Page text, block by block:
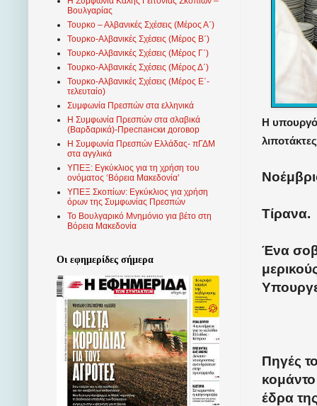
Η
Τίρανα.
Ένα
Πηγές
έδρα
Βουλγαρίας
Τουρκο – Αλβανικές Σχέσεις (Mέρος Α΄)
Τουρκο-Αλβανικές Σχέσεις (Μέρος Β΄)
Τουρκο-Αλβανικές Σχέσεις (Μέρος Γ΄)
Τουρκο-Αλβανικές Σχέσεις (Μέρος Δ΄)
Τουρκο-Αλβανικές Σχέσεις (Μέρος Ε΄-
τελευταίο)
Συμφωνία Πρεσπών στα ελληνικά
Η Συμφωνία Πρεσπών στα σλαβικά
(Βαρδαρικά)-Преспански договор
Η Συμφωνία Πρεσπών Ελλάδας- πΓΔΜ
στα αγγλικά
ΥΠΕΞ: Εγκύκλιος για τη χρήση του
ονόματος ‘Βόρεια Μακεδονία’
ΥΠΕΞ Σκοπίων: Εγκύκλιος για χρήση
όρων της Συμφωνίας Πρεσπών
Το Βουλγαρικό Μνημόνιο για βέτο στη
Βόρεια Μακεδονία
Οι εφημερίδες σήμερα